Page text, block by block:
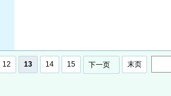
12 13 14 15 下一页 末页